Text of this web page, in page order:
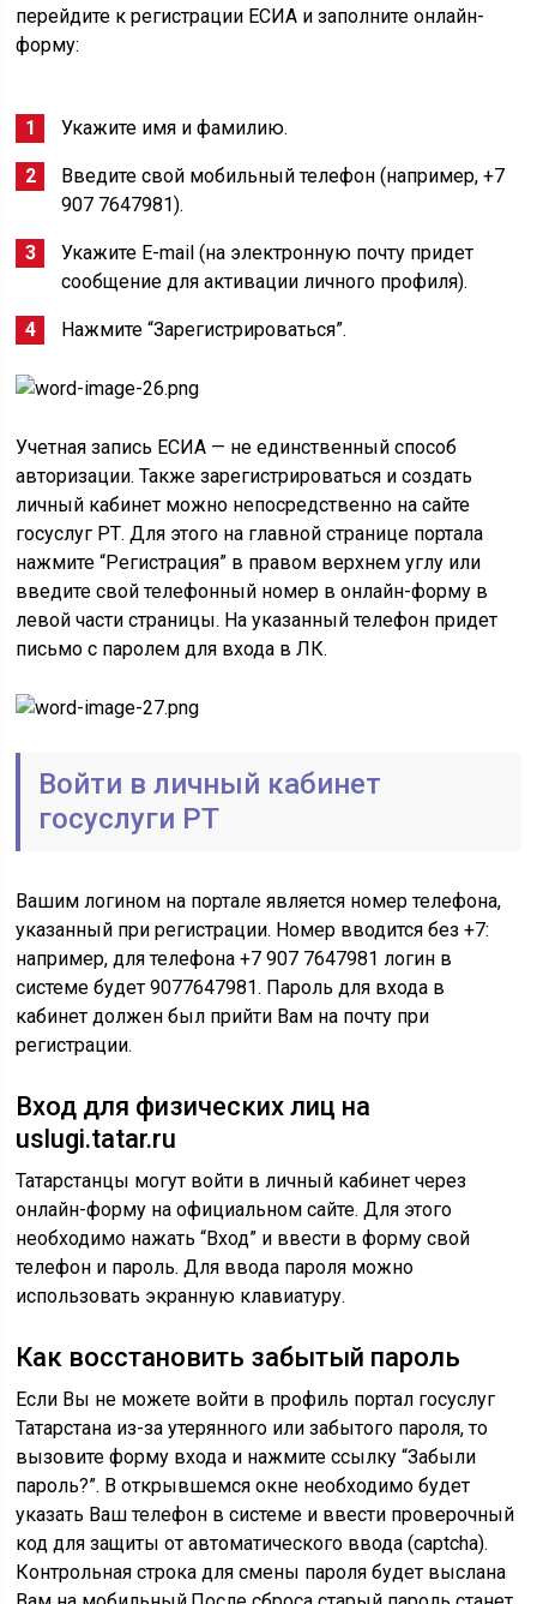
перейдите к регистрации ЕСИА и заполните онлайн-
форму:
Укажите имя и фамилию.
Введите свой мобильный телефон (например, +7
907 7647981).
Укажите E-mail (на электронную почту придет
сообщение для активации личного профиля).
Нажмите “Зарегистрироваться”.
Учетная запись ЕСИА — не единственный способ
авторизации. Также зарегистрироваться и создать
личный кабинет можно непосредственно на сайте
госуслуг РТ. Для этого на главной странице портала
нажмите “Регистрация” в правом верхнем углу или
введите свой телефонный номер в онлайн-форму в
левой части страницы. На указанный телефон придет
письмо с паролем для входа в ЛК.
Войти в личный кабинет
госуслуги РТ
Вашим логином на портале является номер телефона,
указанный при регистрации. Номер вводится без +7:
например, для телефона +7 907 7647981 логин в
системе будет 9077647981. Пароль для входа в
кабинет должен был прийти Вам на почту при
регистрации.
Вход для физических лиц на
uslugi.tatar.ru
Татарстанцы могут войти в личный кабинет через
онлайн-форму на официальном сайте. Для этого
необходимо нажать “Вход” и ввести в форму свой
телефон и пароль. Для ввода пароля можно
использовать экранную клавиатуру.
Как восстановить забытый пароль
Если Вы не можете войти в профиль портал госуслуг
Татарстана из-за утерянного или забытого пароля, то
вызовите форму входа и нажмите ссылку “Забыли
пароль?”. В открывшемся окне необходимо будет
указать Ваш телефон в системе и ввести проверочный
код для защиты от автоматического ввода (captcha).
Контрольная строка для смены пароля будет выслана